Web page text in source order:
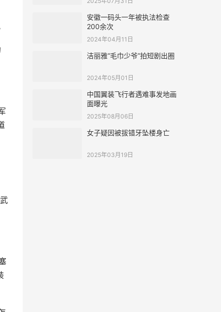
安徽一码头一年被执法检查
200余次
2024年04月11日
洁丽雅“毛巾少爷”拍短剧出圈
2024年05月01日
中国翼装飞行者遇难事发地画
面曝光
2025年08月06日
女子疑因被拔错牙坠楼身亡
2025年03月19日